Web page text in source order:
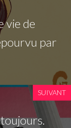
vie de
par
SUIVANT